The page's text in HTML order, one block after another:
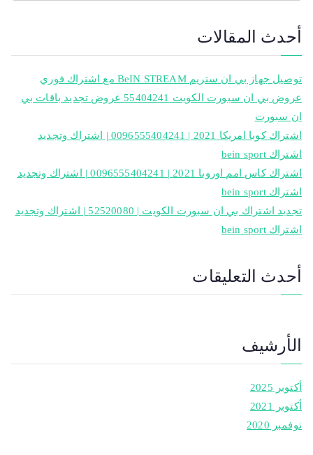
أحدث المقالات
توصيل جهاز بي ان ستريم BeIN STREAM مع اشتراك فوري
عروض بي ان سبورت الكويت 55404241 عروض تجديد باقات بي
ان سبورت
اشتراك كوبا امريكا 2021 | 0096555404241 | اشتراك وتجديد
اشتراك bein sport
اشتراك كاس امم اوروبا 2021 | 0096555404241 | اشتراك وتجديد
اشتراك bein sport
تجديد اشتراك بي ان سبورت الكويت | 52520080 | اشتراك وتجديد
اشتراك bein sport
أحدث التعليقات
الأرشيف
أكتوبر 2025
أكتوبر 2021
نوفمبر 2020